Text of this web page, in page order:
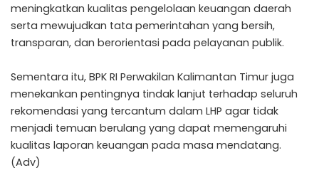
meningkatkan kualitas pengelolaan keuangan daerah
serta mewujudkan tata pemerintahan yang bersih,
transparan, dan berorientasi pada pelayanan publik.
Sementara itu, BPK RI Perwakilan Kalimantan Timur juga
menekankan pentingnya tindak lanjut terhadap seluruh
rekomendasi yang tercantum dalam LHP agar tidak
menjadi temuan berulang yang dapat memengaruhi
kualitas laporan keuangan pada masa mendatang.
(Adv)